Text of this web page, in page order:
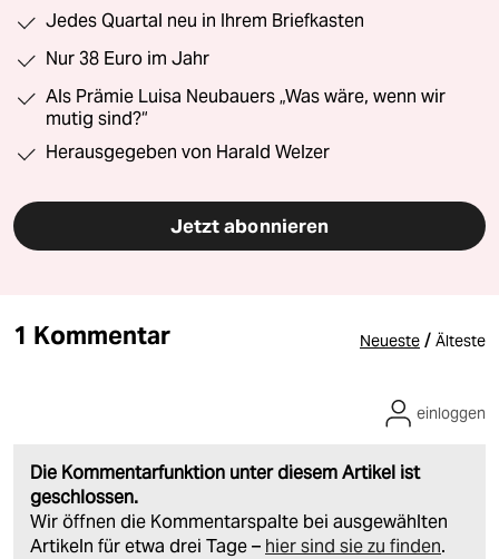
Jedes Quartal neu in Ihrem Briefkasten
Nur 38 Euro im Jahr
Als Prämie Luisa Neubauers „Was wäre, wenn wir
mutig sind?“
Herausgegeben von Harald Welzer
Jetzt abonnieren
1 Kommentar Neueste / Älteste
Die Kommentarfunktion unter diesem Artikel ist
geschlossen.
Wir öffnen die Kommentarspalte bei ausgewählten
Artikeln für etwa drei Tage – hier sind sie zu finden.
einloggen